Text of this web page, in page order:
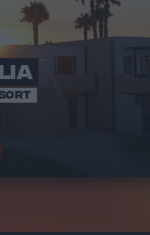
RADIO ITALIA
BRAVO BAIA DI TINDARI